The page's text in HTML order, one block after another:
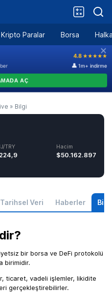
Kripto Paralar Borsa
» Bilgi
TRY Hacim
$50.162.897
Tarihsel Veri Haberler Bilgi
bir borsa ve DeFi protokolü
birimidir.
ticaret, vadeli işlemler, likidite
gerçekleştirebilirler.